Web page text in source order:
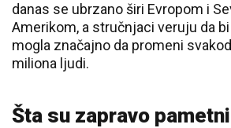
danas se ubrzano širi Evropom i
Amerikom, a stručnjaci veruju da
mogla značajno da promeni
miliona ljudi.
Šta su zapravo